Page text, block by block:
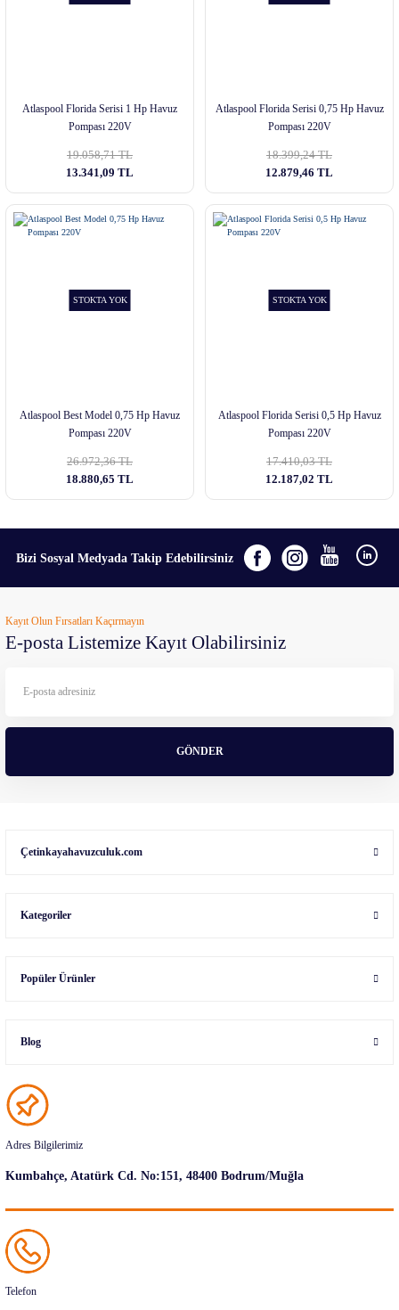
Atlaspool Florida Serisi 1 Hp Havuz
Pompası 220V
19.058,71 TL
13.341,09 TL
Atlaspool Florida Serisi 0,75 Hp Havuz
Pompası 220V
18.399,24 TL
12.879,46 TL
STOKTA YOK
Atlaspool Best Model 0,75 Hp Havuz
Pompası 220V
26.972,36 TL
18.880,65 TL
STOKTA YOK
Atlaspool Florida Serisi 0,5 Hp Havuz
Pompası 220V
17.410,03 TL
12.187,02 TL
Bizi Sosyal Medyada Takip Edebilirsiniz
Kayıt Olun Fırsatları Kaçırmayın
E-posta Listemize Kayıt Olabilirsiniz
GÖNDER
Çetinkayahavuzculuk.com
Kategoriler
Popüler Ürünler
Blog
Adres Bilgilerimiz
Kumbahçe, Atatürk Cd. No:151, 48400 Bodrum/Muğla
Telefon